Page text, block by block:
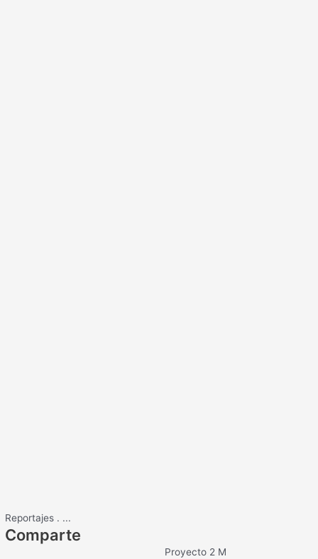
Reportajes . ...
Comparte
Proyecto 2 M